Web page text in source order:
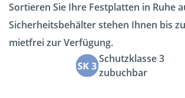
Sortieren Sie Ihre Festplatten in Ruhe
Sicherheitsbehälter stehen Ihnen bis
mietfrei zur Verfügung.
Schutzklasse 3
zubuchbar